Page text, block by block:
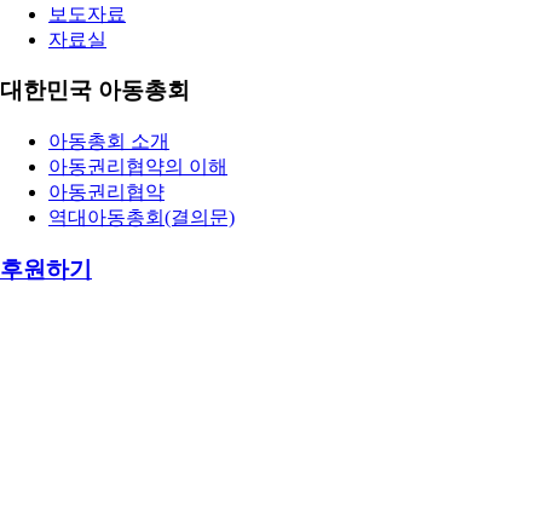
보도자료
자료실
대한민국 아동총회
아동총회 소개
아동권리협약의 이해
아동권리협약
역대아동총회(결의문)
후원하기